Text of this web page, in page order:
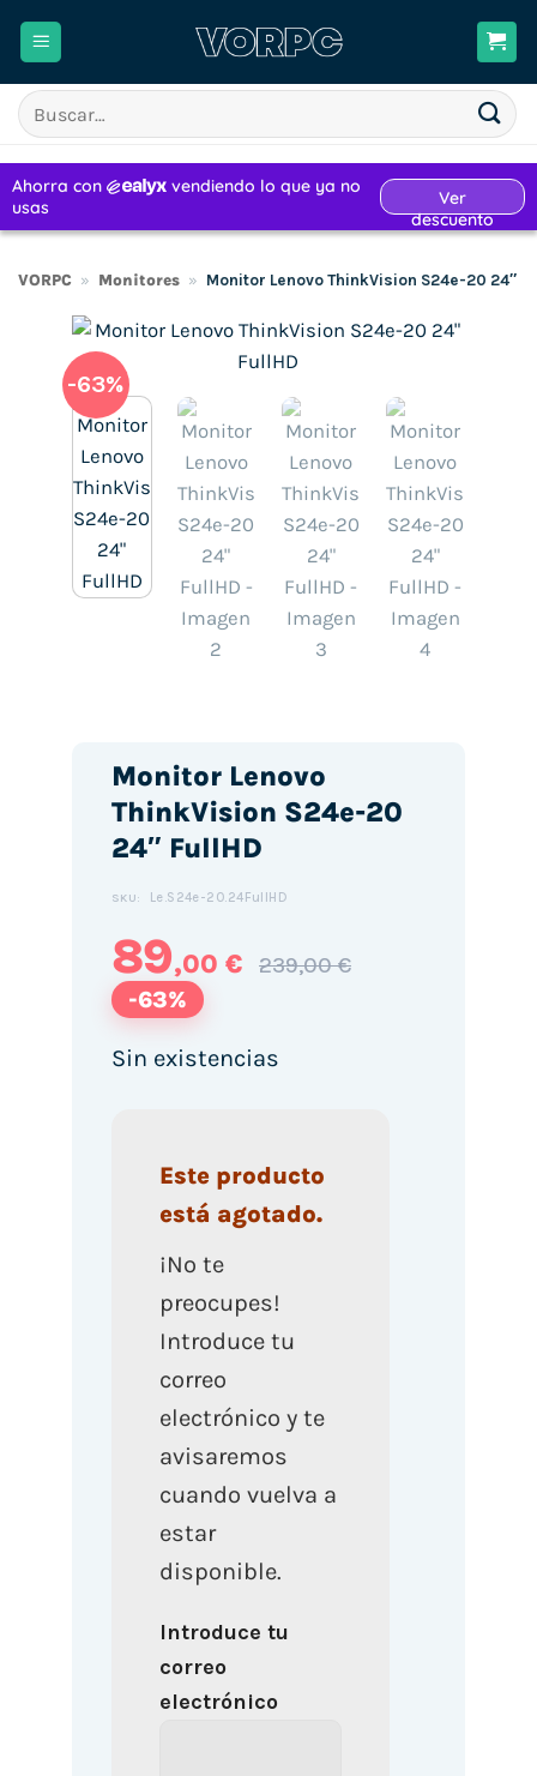
Buscar
por:
VORPC » Monitores » Monitor Lenovo ThinkVision S24e-20 24″
-63%
Monitor Lenovo
ThinkVision S24e-20
24″ FullHD
SKU: Le.S24e-20.24FullHD
89,00 € 239,00 €
-63%
Sin existencias
Este producto
está agotado.
¡No te
preocupes!
Introduce tu
correo
electrónico y te
avisaremos
cuando vuelva a
estar
disponible.
Introduce tu
correo
electrónico